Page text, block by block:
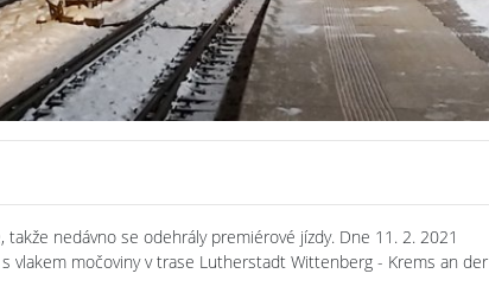
nedávno se odehrály premiérové jízdy. Dne 11. 2. 2021
vlakem močoviny v trase Lutherstadt Wittenberg - Krems an der